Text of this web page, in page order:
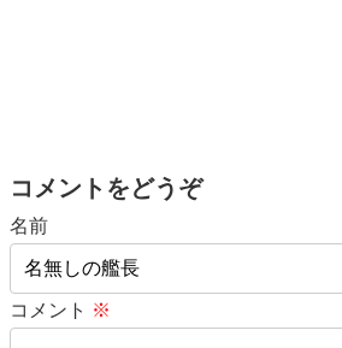
コメントをどうぞ
名前
コメント ※